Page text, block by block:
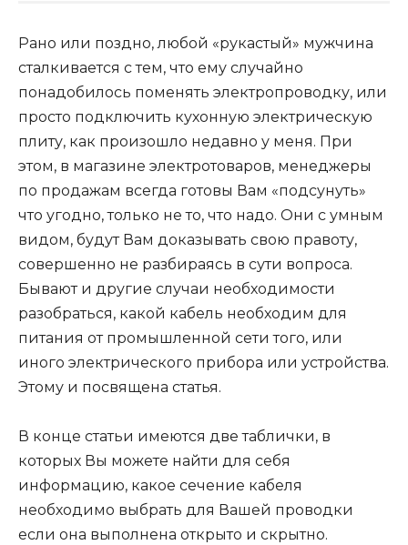
Рано или поздно, любой «рукастый» мужчина
сталкивается с тем, что ему случайно
понадобилось поменять электропроводку, или
просто подключить кухонную электрическую
плиту, как произошло недавно у меня. При
этом, в магазине электротоваров, менеджеры
по продажам всегда готовы Вам «подсунуть»
что угодно, только не то, что надо. Они с умным
видом, будут Вам доказывать свою правоту,
совершенно не разбираясь в сути вопроса.
Бывают и другие случаи необходимости
разобраться, какой кабель необходим для
питания от промышленной сети того, или
иного электрического прибора или устройства.
Этому и посвящена статья.
В конце статьи имеются две таблички, в
которых Вы можете найти для себя
информацию, какое сечение кабеля
необходимо выбрать для Вашей проводки
если она выполнена открыто и скрытно.